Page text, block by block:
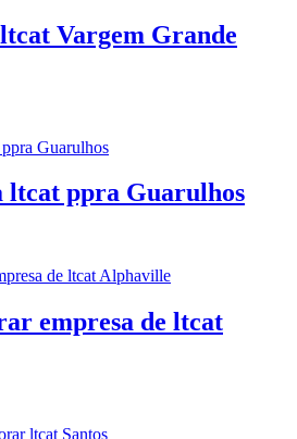
Vargem Grande
ltcat ppra Guarulhos
empresa de ltcat